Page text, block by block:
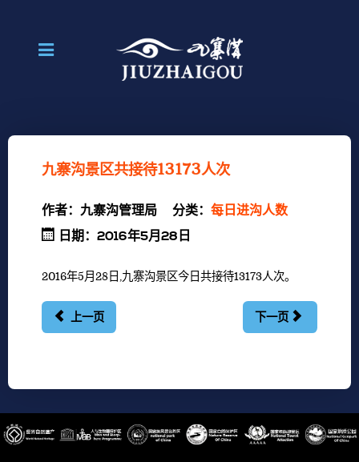
九寨沟景区共接待13173人次
作者： 九寨沟管理局 分类： 每日进沟人数
日期：2016年5月28日
2016年5月28日,九寨沟景区今日共接待13173人次。
上一页 下一页